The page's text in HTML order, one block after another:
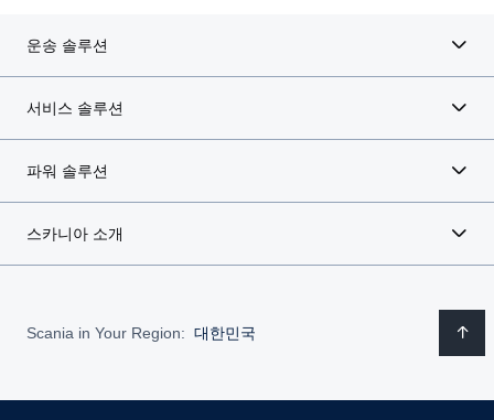
운송 솔루션
서비스 솔루션
파워 솔루션
스카니아 소개
Scania in Your Region: 대한민국